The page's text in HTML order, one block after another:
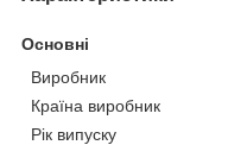
Основні
Виробник
Країна виробник
Рік випуску